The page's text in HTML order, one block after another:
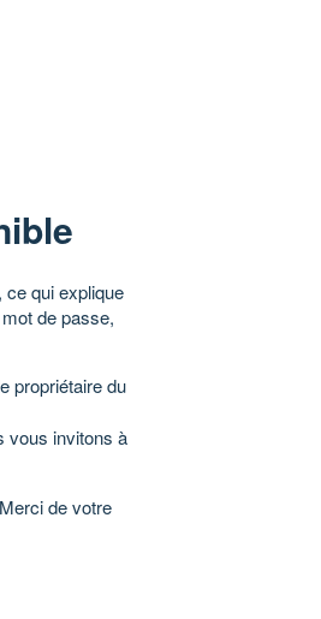
ce qui explique
de passe,
propriétaire du
vous invitons à
de votre